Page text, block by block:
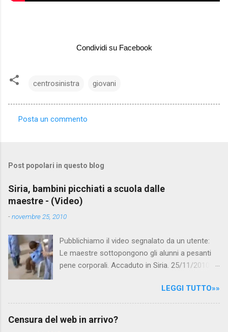
Condividi su Facebook
centrosinistra giovani
e
n
t
Posta un commento
Post popolari in questo blog
Siria, bambini picchiati a scuola dalle
maestre - (Video)
-novembre 25, 2010
Pubblichiamo il video segnalato da un utente:
Le maestre sottopongono gli alunni a pesanti
pene corporali. Accaduto in Siria. 25/11/2010
Canale 5 "Forum" si è interessato al caso,
interpellando prontamente l'ambasciata siriana,
per fare luce sulla vicenda: è emerso che il
LEGGI TUTTO»»
Censura del web in arrivo?